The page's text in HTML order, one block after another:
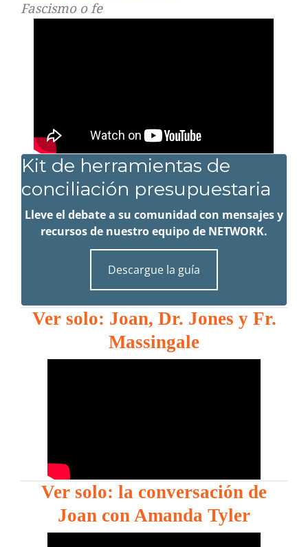
Fascismo o fe
Kit de herramientas de
conciliación presupuestaria
Lleve el debate a su comunidad con mensajes y
recursos de nuestro equipo de NETWORK.
Descargue la guía
Ver solo: Joan, Dr. Jones y Fr.
Massingale
Ver solo: la conversación de
Joan con Amanda Tyler